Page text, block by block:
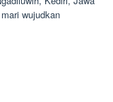
wujudkan